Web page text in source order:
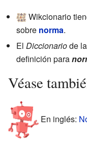
Wikcionario
sobre norma.
El Diccionariode
definición para
Véase
En inglés: